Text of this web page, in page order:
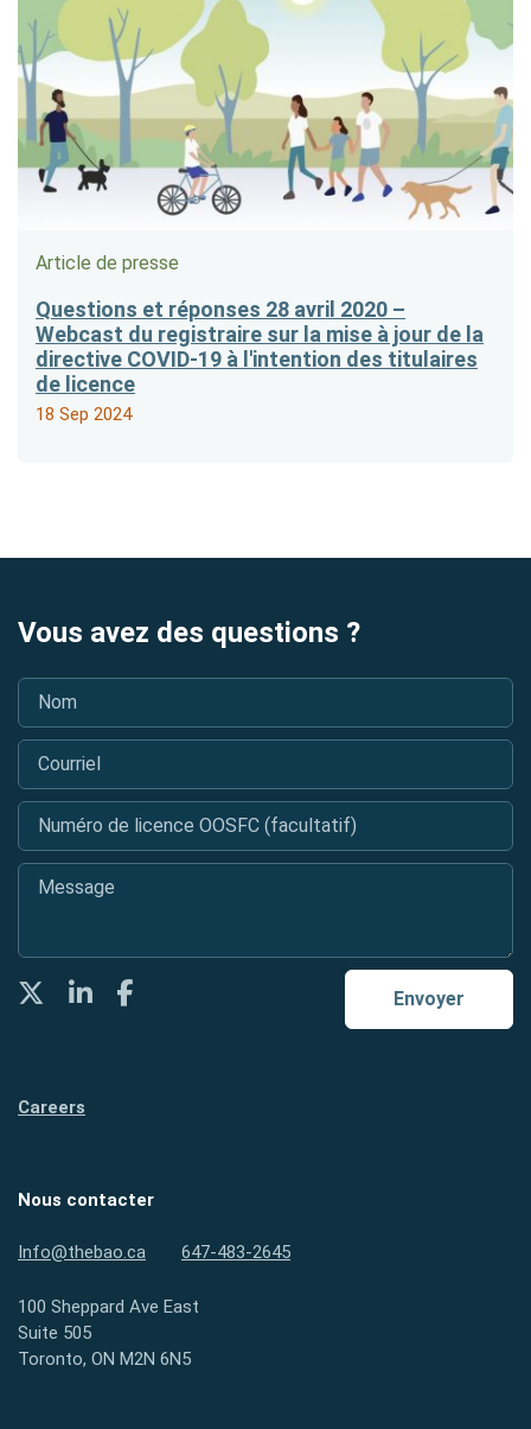
Article de presse
Questions et réponses 28 avril 2020 –
Webcast du registraire sur la mise à jour de la
directive COVID-19 à l'intention des titulaires
de licence
18 Sep 2024
Vous avez des questions ?
Nom
Courriel
Numéro de licence OOSFC (facultatif)
Message
Envoyer
TwitterLinkedInFacebook
Careers
Nous contacter
Info@thebao.ca 647-483-2645
100 Sheppard Ave East
Suite 505
Toronto, ON M2N 6N5